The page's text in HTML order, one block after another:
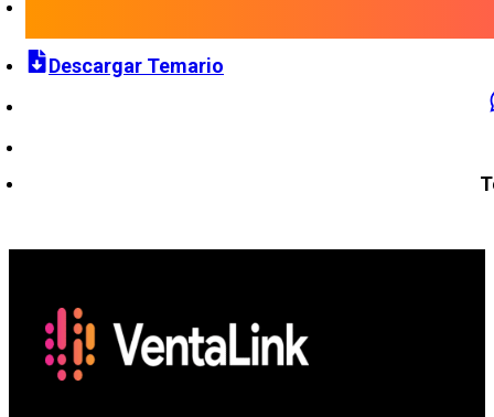
Descargar Temario